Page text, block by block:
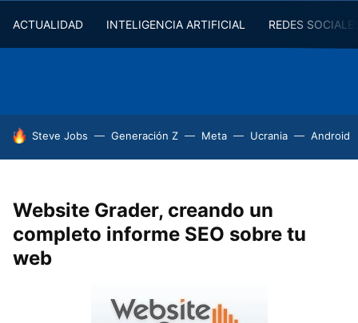
ACTUALIDAD INTELIGENCIA ARTIFICIAL REDES
HOY SE HABLA DE
Steve Jobs Generación Z Meta Ucrania Android
Website Grader, creando un
completo informe SEO sobre tu
web